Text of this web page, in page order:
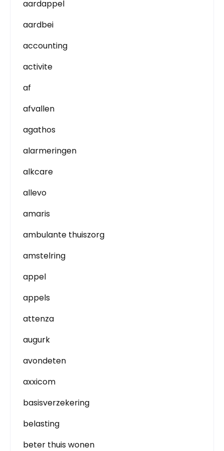
aardappel
aardbei
accounting
activite
af
afvallen
agathos
alarmeringen
alkcare
allevo
amaris
ambulante thuiszorg
amstelring
appel
appels
attenza
augurk
avondeten
axxicom
basisverzekering
belasting
beter thuis wonen